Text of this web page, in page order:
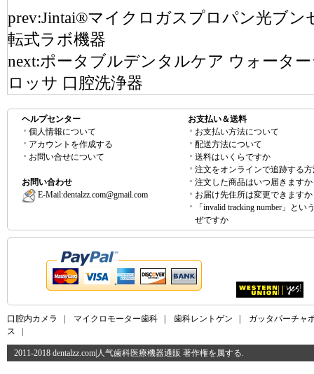
prev:Jintai®マイクロガスプロパン光ブ
転式ラボ機器
next:ポータブルデンタルケア ウォータ
ロッサ 口腔洗浄器
ヘルプセンター
個人情報について
アカウントを作成する
お問い合せについて
お問い合わせ
E-Mail:dentalzz.com@gmail.com
お支払い＆送料
お支払い方法について
配送方法について
送料はいくらですか
注文をオンラインで追跡する
注文した商品はいつ届きますか
お届け先住所は変更できますか
「invalid tracking number」とい
ぜですか
口腔内カメラ マイクロモーター歯科 歯科レントゲン
ガッタパーチャ
ス
2011-2018 dentalzz.com|人气歯科医療機器通販 著作権を属する.